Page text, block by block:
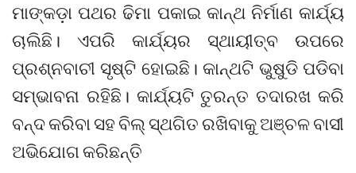
ମାଙ୍କଡ଼ା ପଥର ଢିମା ପକାଇ କାନ୍ଥ ନିର୍ମାଣ କାର୍ଯ୍ୟ
ଚାଲିଛି। ଏପରି କାର୍ଯ୍ୟର ସ୍ଥାୟୀତ୍ବ ଉପରେ
ପ୍ରଶ୍ନବାଚୀ ସୃଷ୍ଟି ହୋଇଛି। କାନ୍ଥଟି ଭୁଷୁଡି ପଡିବା
ସମ୍ଭାବନା ରହିଛି। କାର୍ଯ୍ୟଟି ତୁରନ୍ତ ତଦାରଖ କରି
ବନ୍ଦ କରିବା ସହ ବିଲ୍ ସ୍ଥଗିତ ରଖିବାକୁ ଅଞ୍ଚଳ ବାସୀ
ଅଭିଯୋଗ କରିଛନ୍ତି